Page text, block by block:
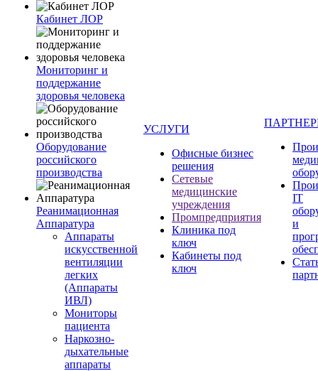
Кабинет ЛОР
Мониторинг и
поддержание
здоровья человека
Оборудование
российского
производства
Реанимационная
Аппаратура
Аппараты
искусственной
вентиляции
легких
(Аппараты
ИВЛ)
Мониторы
пациента
Наркозно-
дыхательные
аппараты
УСЛУГИ
Офисные бизнес
решения
Сетевые
медицинские
учреждения
Промпредприятия
Клиника под
ключ
Кабинеты под
ключ
IT
и